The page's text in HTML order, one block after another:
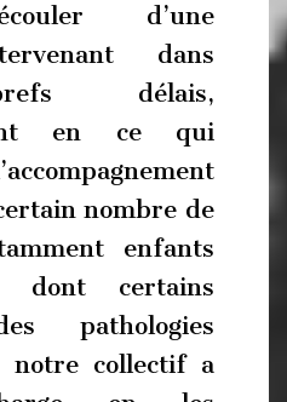
d’une
dans
délais,
en ce qui
nombre de
enfants
dont certains
pathologies
notre collectif a